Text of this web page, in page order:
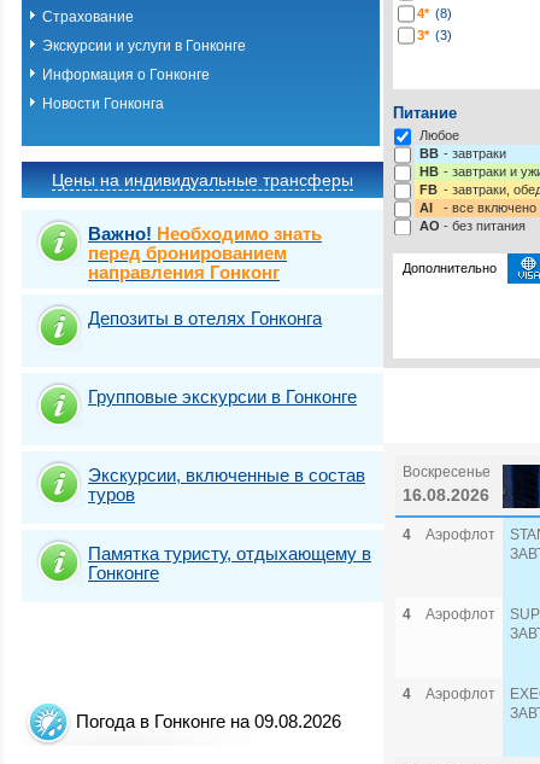
Страхование
Экскурсии и услуги в Гонконге
Информация о Гонконге
Новости Гонконга
Цены на индивидуальные трансферы
Важно! Необходимо знать
перед бронированием
направления Гонконг
Депозиты в отелях Гонконга
Групповые экскурсии в Гонконге
Экскурсии, включенные в состав
туров
Памятка туристу, отдыхающему в
Гонконге
Погода в Гонконге на 09.08.2026
4* (8)
3* (3)
Питание
Любое
BB - завтраки
HB - завтраки и
FB - завтраки,
AI
- все включено
AO - без питания
Дополнительно
Воскресенье
16.08.2026
4 Аэрофлот
4 Аэрофлот
4 Аэрофлот